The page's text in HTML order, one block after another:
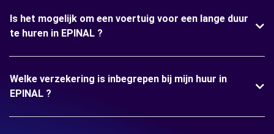
Is het mogelijk om een voertuig voor een lange duur
te huren in EPINAL ?
Welke verzekering is inbegrepen bij mijn huur in
EPINAL ?